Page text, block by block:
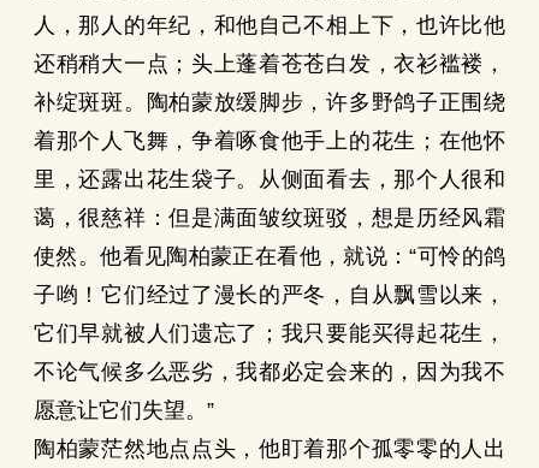
人，那人的年纪，和他自己不相上下，也许比他
还稍稍大一点；头上蓬着苍苍白发，衣衫褴褛，
补绽斑斑。陶柏蒙放缓脚步，许多野鸽子正围绕
着那个人飞舞，争着啄食他手上的花生；在他怀
里，还露出花生袋子。从侧面看去，那个人很和
蔼，很慈祥：但是满面皱纹斑驳，想是历经风霜
使然。他看见陶柏蒙正在看他，就说：“可怜的鸽
子哟！它们经过了漫长的严冬，自从飘雪以来，
它们早就被人们遗忘了；我只要能买得起花生，
不论气候多么恶劣，我都必定会来的，因为我不
愿意让它们失望。”
陶柏蒙茫然地点点头，他盯着那个孤零零的人出